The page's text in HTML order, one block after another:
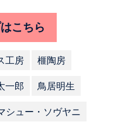
こちら
工房 榧陶房
一郎 鳥居明生
シュー・ソヴヤニ